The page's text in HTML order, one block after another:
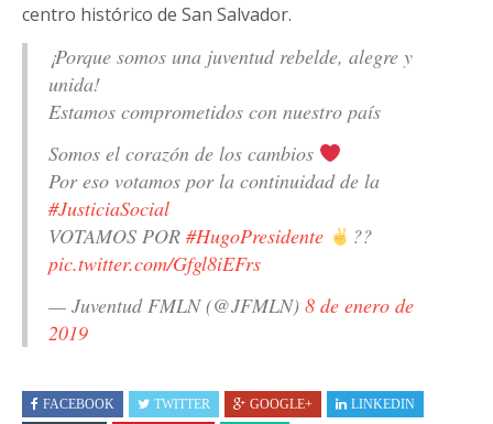
centro histórico de San Salvador.
¡Porque somos una juventud rebelde, alegre y
unida!
Estamos comprometidos con nuestro país
Somos el corazón de los cambios
Por eso votamos por la continuidad de la
#JusticiaSocial
VOTAMOS POR #HugoPresidente
??
pic.twitter.com/Gfgl8iEFrs
— Juventud FMLN (@JFMLN) 8 de enero de
2019
FACEBOOK TWITTER GOOGLE+ LINKEDIN